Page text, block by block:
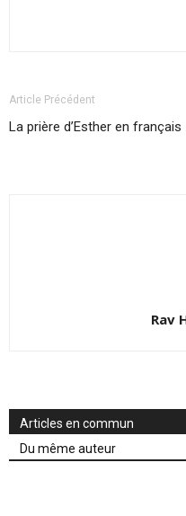
Article Précédent
La prière d’Esther en français
Rav
Articles en commun
Du même auteur